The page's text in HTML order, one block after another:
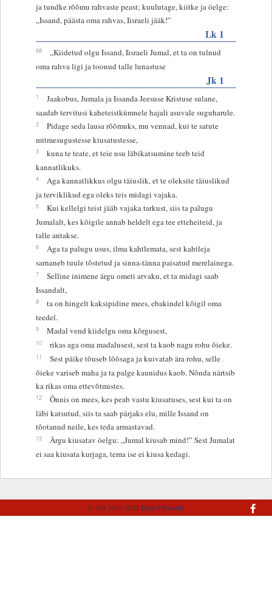
ja tundke rõõmu rahvaste peast; kuulutage, kiitke ja öelge:
„Issand, päästa oma rahvas, Iisraeli jääk!”
Lk 1
68
„Kiidetud olgu Issand, Iisraeli Jumal, et ta on tulnud
oma rahva ligi ja toonud talle lunastuse
Jk 1
1
Jaakobus, Jumala ja Issanda Jeesuse Kristuse sulane,
saadab tervitusi kaheteistkümnele hajali asuvale suguharule.
2
Pidage seda lausa rõõmuks, mu vennad, kui te satute
mitmesugustesse kiusatustesse,
3
kuna te teate, et teie usu läbikatsumine teeb teid
kannatlikuks.
4
Aga kannatlikkus olgu täiuslik, et te oleksite täiuslikud
ja terviklikud ega oleks teis midagi vajaka.
5
Kui kellelgi teist jääb vajaka tarkust, siis ta palugu
Jumalalt, kes kõigile annab heldelt ega tee etteheiteid, ja
talle antakse.
6
Aga ta palugu usus, ilma kahtlemata, sest kahtleja
sarnaneb tuule tõstetud ja sinna-tänna paisatud merelainega.
7
Selline inimene ärgu ometi arvaku, et ta midagi saab
Issandalt,
8
ta on hingelt kaksipidine mees, ebakindel kõigil oma
teedel.
9 Madal vend kiidelgu oma kõrgusest,
10 rikas aga oma madalusest, sest ta kaob nagu rohu õieke.
11
Sest päike tõuseb lõõsaga ja kuivatab ära rohu, selle
õieke variseb maha ja ta palge kaunidus kaob. Nõnda närtsib
ka rikas oma ettevõtmistes.
12
Õnnis on mees, kes peab vastu kiusatuses, sest kui ta on
läbi katsutud, siis ta saab pärjaks elu, mille Issand on
tõotanud neile, kes teda armastavad.
13
Ärgu kiusatav öelgu: „Jumal kiusab mind!” Sest Jumalat
ei saa kiusata kurjaga, tema ise ei kiusa kedagi.
© AD 2005-2022Eesti Piibliselts